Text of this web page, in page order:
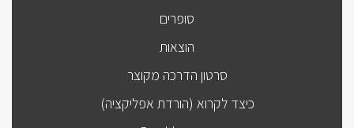
סופרים
הוצאות
סרטון הדרכה מקוצר
כיצד לקרוא (הורדת אפליקציה)